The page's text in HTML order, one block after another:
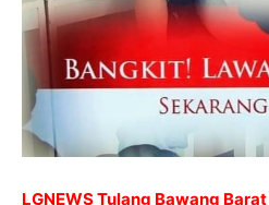
LGNEWS Tulang Bawang Barat